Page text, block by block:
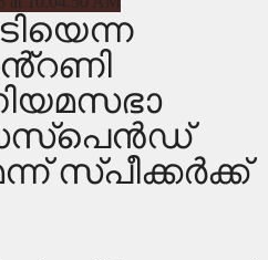
സ്പീക്കർക്ക്